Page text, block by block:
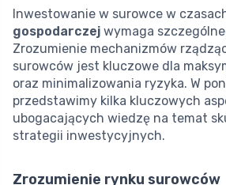
Inwestowanie w surowce w
gospodarczej wymaga
Zrozumienie mechanizmów
surowców jest kluczowe dla
oraz minimalizowania ryzyka. W
przedstawimy kilka kluczowych
ubogacających wiedzę na temat
strategii inwestycyjnych.
Zrozumienie rynku surowców